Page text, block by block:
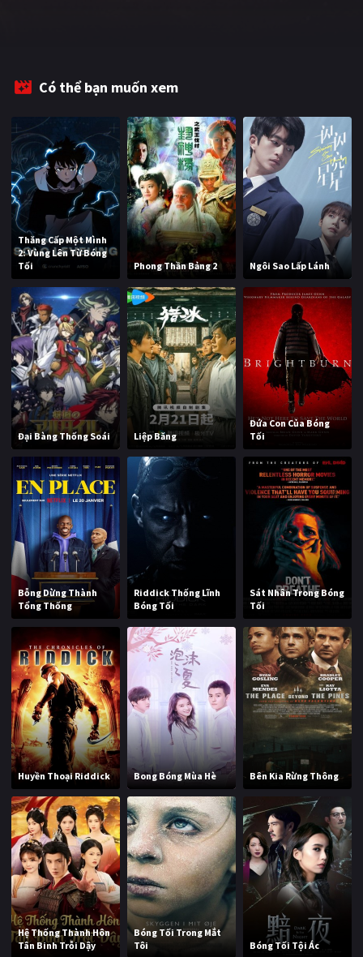
Có thể bạn muốn xem
Thăng Cấp Một Mình
2: Vùng Lên Từ Bóng
Tối
Phong Thần Bảng 2 Ngôi Sao Lấp Lánh
Đại Bàng Thống Soái Liệp Băng
Đứa Con Của Bóng
Tối
Bỗng Dừng Thành
Tổng Thống
Riddick Thống Lĩnh
Bóng Tối
Sát Nhân Trong Bóng
Tối
Huyền Thoại Riddick Bong Bóng Mùa Hè Bên Kia Rừng Thông
Hệ Thống Thành Hôn
Tân Binh Trỗi Dậy
Bóng Tối Trong Mắt
Tôi
Bóng Tối Tội Ác